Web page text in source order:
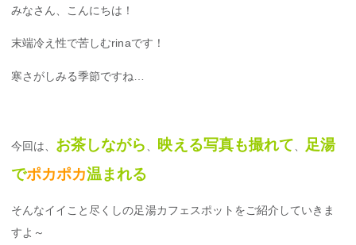
みなさん、こんにちは！
末端冷え性で苦しむrinaです！
寒さがしみる季節ですね…
今回は、 お茶しながら 映える写真も撮れて
足湯
でポカポカ温まれる
そんなイイこと尽くしの足湯カフェスポットをご紹介していきま
すよ～